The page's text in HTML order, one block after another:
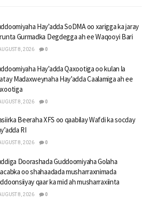
Hay’adda SoDMA oo xarigga ka jaray
Gurmadka Degdegga ah ee Waqooyi Bari
8, 2026 0
Hay’adda Qaxootiga oo kulan la
Madaxweynaha Hay’adda Caalamiga ah ee
8, 2026 0
Beeraha XFS oo qaabilay Wafdi ka socday
RI
8, 2026 0
Doorashada Guddoomiyaha Golaha
oo shahaadada musharraxnimada
qaar ka mid ah musharraxiinta
8, 2026 0